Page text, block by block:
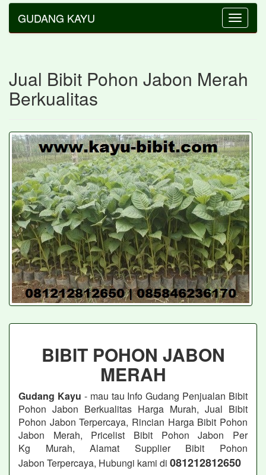
Toggle
GUDANG KAYU
Jual Bibit Pohon Jabon Merah
Berkualitas
BIBIT POHON JABON
MERAH
Gudang Kayu - mau tau Info Gudang Penjualan Bibit
Pohon Jabon Berkualitas Harga Murah, Jual Bibit
Pohon Jabon Terpercaya, Rincian Harga Bibit Pohon
Jabon Merah, Pricelist Bibit Pohon Jabon Per
Kg Murah, Alamat Supplier Bibit Pohon
Jabon Terpercaya, Hubungi kami di 081212812650